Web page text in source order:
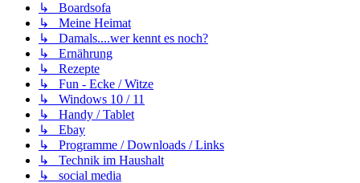
↳ Boardsofa
↳ Meine Heimat
↳ Damals....wer kennt es noch?
↳ Ernährung
↳ Rezepte
↳ Fun - Ecke / Witze
↳ Windows 10 / 11
↳ Handy / Tablet
↳ Ebay
↳ Programme / Downloads / Links
↳ Technik im Haushalt
↳ social media